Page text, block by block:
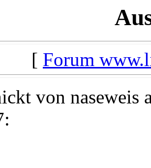
[ Forum
von naseweis